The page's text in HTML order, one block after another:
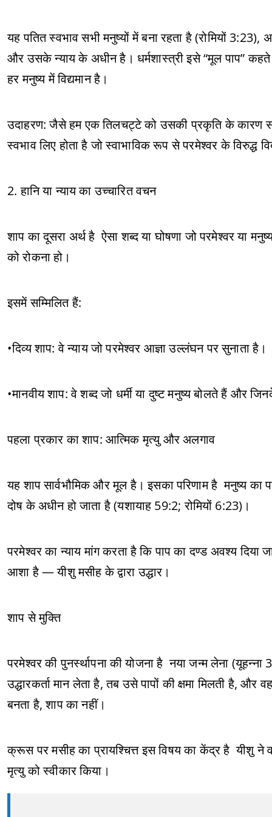
यह पतित स्वभाव सभी मनुष्यों में बना रहता है (रोमियों
और उसके न्याय के अधीन है। धर्मशास्त्री इसे “मूल पाप”
हर मनुष्य में विद्यमान है।
उदाहरण: जैसे हम एक तिलचट्टे को उसकी प्रकृति के कारण
स्वभाव लिए होता है जो स्वाभाविक रूप से परमेश्वर के विरुद्ध
2. हानि या न्याय का उच्चारित वचन
शाप का दूसरा अर्थ है ऐसा शब्द या घोषणा जो परमेश्वर या
को रोकना हो।
इसमें सम्मिलित हैं:
•दिव्य शाप: वे न्याय जो परमेश्वर आज्ञा उल्लंघन पर सुनाता है।
•मानवीय शाप: वे शब्द जो धर्मी या दुष्ट मनुष्य बोलते हैं और
पहला प्रकार का शाप: आत्मिक मृत्यु और अलगाव
यह शाप सार्वभौमिक और मूल है। इसका परिणाम है मनुष्य का
दोष के अधीन हो जाता है (यशायाह 59:2; रोमियों 6:23)।
परमेश्वर का न्याय मांग करता है कि पाप का दण्ड अवश्य
आशा है — यीशु मसीह के द्वारा उद्धार।
शाप से मुक्ति
परमेश्वर की पुनर्स्थापना की योजना है नया जन्म लेना
उद्धारकर्ता मान लेता है, तब उसे पापों की क्षमा मिलती है, और
बनता है, शाप का नहीं।
क्रूस पर मसीह का प्रायश्चित्त इस विषय का केंद्र है यीशु
मृत्यु को स्वीकार किया।